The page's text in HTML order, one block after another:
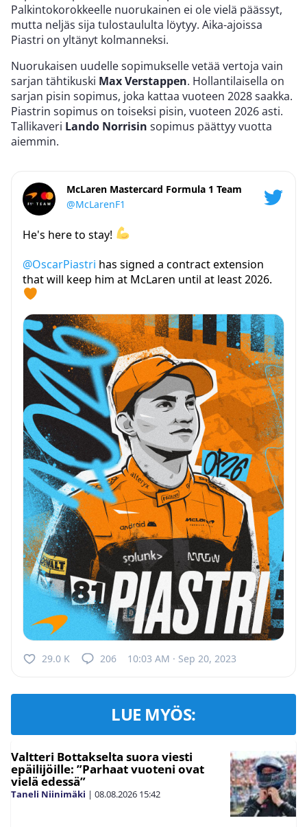
Palkintokorokkeelle nuorukainen ei ole vielä päässyt,
mutta neljäs sija tulostaululta löytyy. Aika-ajoissa
Piastri on yltänyt kolmanneksi.
Nuorukaisen uudelle sopimukselle vetää vertoja vain
sarjan tähtikuski Max Verstappen. Hollantilaisella on
sarjan pisin sopimus, joka kattaa vuoteen 2028 saakka.
Piastrin sopimus on toiseksi pisin, vuoteen 2026 asti.
Tallikaveri Lando Norrisin sopimus päättyy vuotta
aiemmin.
McLaren Mastercard Formula 1 Team
@McLarenF1
He's here to stay!
@OscarPiastri has signed a contract extension
that will keep him at McLaren until at least 2026.
29.0 K 206 10:03 AM · Sep 20, 2023
LUE MYÖS:
Valtteri Bottakselta suora viesti
epäilijöille: ”Parhaat vuoteni ovat
vielä edessä”
Taneli Niinimäki | 08.08.2026 15:42